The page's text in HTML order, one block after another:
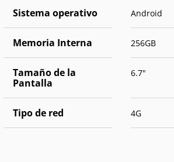
Sistema operativo Android
Memoria Interna 256GB
Tamaño de la
Pantalla
6.7"
Tipo de red 4G